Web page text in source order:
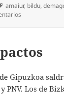
Etiquetas
amaiur, bildu,
Gipuzkoa
PNV. Los de